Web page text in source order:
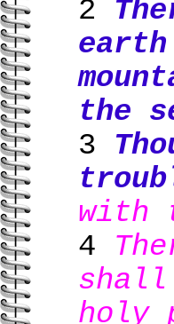
2
earth
the
3
with
4
shall
holy